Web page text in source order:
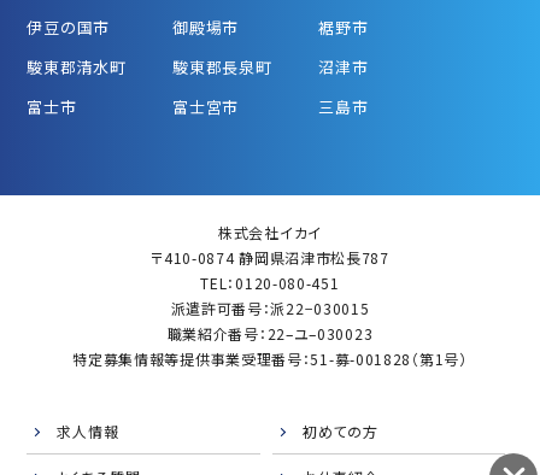
伊豆の国市
御殿場市
裾野市
駿東郡清水町
駿東郡長泉町
沼津市
富士市
富士宮市 三島市
株式会社イカイ
〒410-0874 静岡県沼津市松長787
TEL：0120-080-451
派遣許可番号：派22−030015
職業紹介番号：22–ユ–030023
特定募集情報等提供事業受理番号：51-募-001828（第1号）
求人情報 初めての方